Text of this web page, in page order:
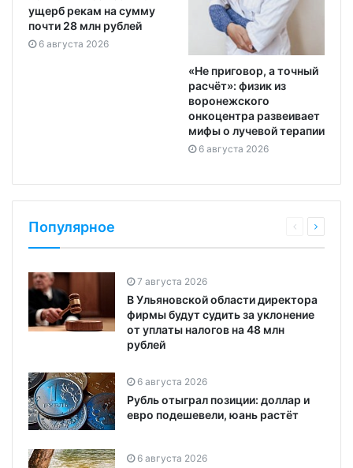
ущерб рекам на сумму
почти 28 млн рублей
6 августа 2026
«Не приговор, а точный
расчёт»: физик из
воронежского
онкоцентра развеивает
мифы о лучевой терапии
6 августа 2026
Популярное
7 августа 2026
В Ульяновской области директора
фирмы будут судить за уклонение
от уплаты налогов на 48 млн
рублей
6 августа 2026
Рубль отыграл позиции: доллар и
евро подешевели, юань растёт
6 августа 2026